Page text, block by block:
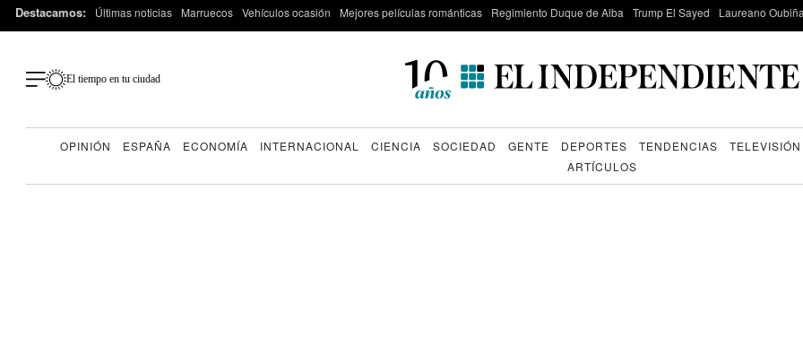
Destacamos: Últimas noticias Marruecos Vehículos ocasión Mejores películas románticas Regimiento Duque de Alba Trump El Sayed Laureano
El tiempo en tu ciudad
OPINIÓN ESPAÑA ECONOMÍA INTERNACIONAL CIENCIA SOCIEDAD GENTE DEPORTES TENDENCIAS TELEVISIÓN
ARTÍCULOS